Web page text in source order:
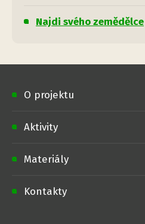
Najdi svého zemědělce
O projektu
Aktivity
Materiály
Kontakty